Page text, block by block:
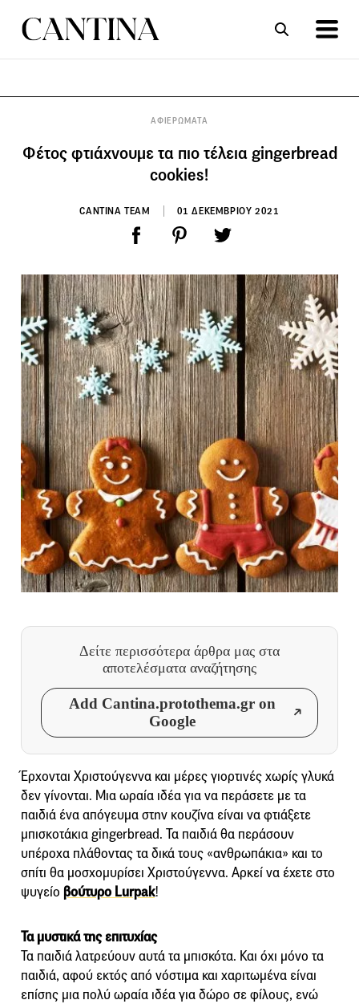
ΑΦΙΕΡΩΜΑΤΑ
Φέτος φτιάχνουμε τα πιο τέλεια gingerbread
cookies!
CANTINA TEAM 01 ΔΕΚΕΜΒΡΙΟΥ 2021
Δείτε περισσότερα άρθρα μας στα
αποτελέσματα αναζήτησης
Add Cantina.protothema.gr on
Google
Έρχονται Χριστούγεννα και μέρες γιορτινές χωρίς γλυκά
δεν γίνονται. Μια ωραία ιδέα για να περάσετε με τα
παιδιά ένα απόγευμα στην κουζίνα είναι να φτιάξετε
μπισκοτάκια gingerbread. Τα παιδιά θα περάσουν
υπέροχα πλάθοντας τα δικά τους «ανθρωπάκια» και το
σπίτι θα μοσχομυρίσει Χριστούγεννα. Αρκεί να έχετε στο
ψυγείο βούτυρο Lurpak!
Τα μυστικά της επιτυχίας
Τα παιδιά λατρεύουν αυτά τα μπισκότα. Και όχι μόνο τα
παιδιά, αφού εκτός από νόστιμα και χαριτωμένα είναι
επίσης μια πολύ ωραία ιδέα για δώρο σε φίλους, ενώ